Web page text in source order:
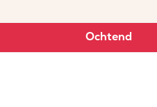
Ochtend